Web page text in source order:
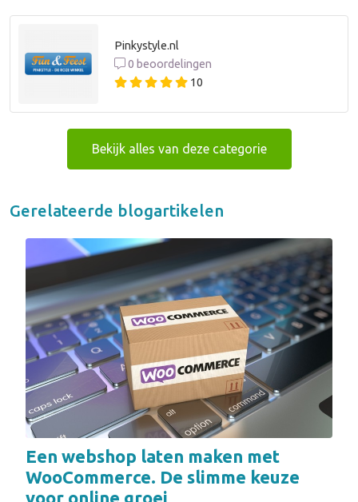
Pinkystyle.nl
0 beoordelingen
10
Bekijk alles van deze categorie
Gerelateerde blogartikelen
Een webshop laten maken met
WooCommerce. De slimme keuze
voor online groei